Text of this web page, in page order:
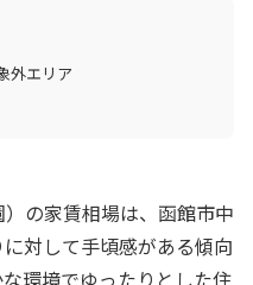
外エリア
の家賃相場は、函館市中
対して手頃感がある傾向
環境でゆったりとした住